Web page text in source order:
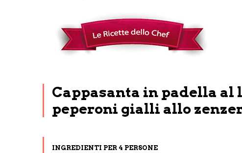
Cappasanta in padella al
peperoni gialli allo
INGREDIENTI PER 4 PERSONE